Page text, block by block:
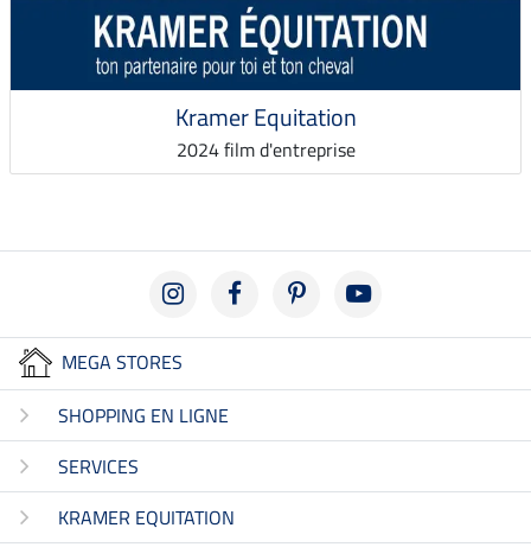
Kramer Equitation
2024 film d'entreprise
MEGA STORES
SHOPPING EN LIGNE
SERVICES
KRAMER EQUITATION